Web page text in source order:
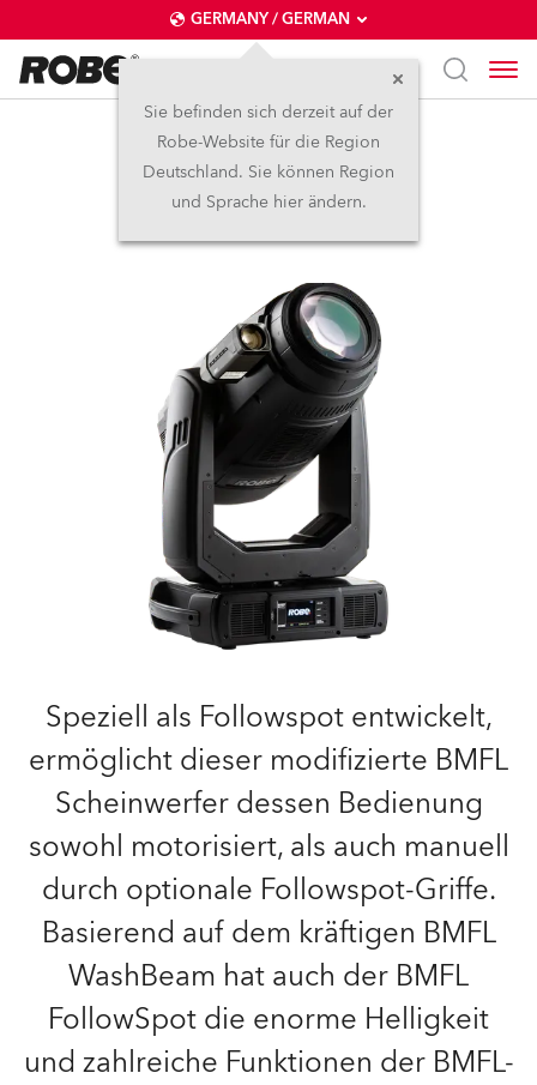
GERMANY / GERMAN
Sie befinden sich derzeit auf der
Robe-Website für die Region
Deutschland. Sie können Region
und Sprache hier ändern.
BMFL™ FollowSpot
Abgekündigt
Speziell als Followspot entwickelt,
ermöglicht dieser modifizierte BMFL
Scheinwerfer dessen Bedienung
sowohl motorisiert, als auch manuell
durch optionale Followspot-Griffe.
Basierend auf dem kräftigen BMFL
WashBeam hat auch der BMFL
FollowSpot die enorme Helligkeit
und zahlreiche Funktionen der BMFL-